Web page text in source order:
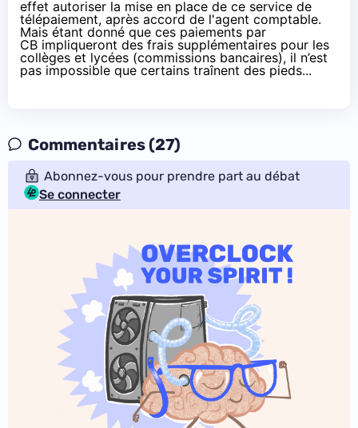
effet autoriser la mise en place de ce service de
télépaiement, après accord de l'agent comptable.
Mais étant donné que ces paiements par
CB impliqueront des frais supplémentaires pour les
collèges et lycées (commissions bancaires), il n’est
pas impossible que certains traînent des pieds...
Commentaires (27)
Abonnez-vous pour prendre part au débat
Se connecter